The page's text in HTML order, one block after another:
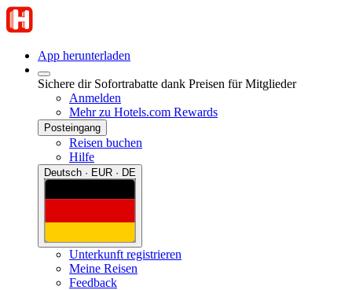
App herunterladen
Sichere dir Sofortrabatte dank Preisen für Mitglieder
Anmelden
Mehr zu Hotels.com Rewards
Posteingang
Reisen buchen
Hilfe
Deutsch · EUR · DE
Unterkunft registrieren
Meine Reisen
Feedback